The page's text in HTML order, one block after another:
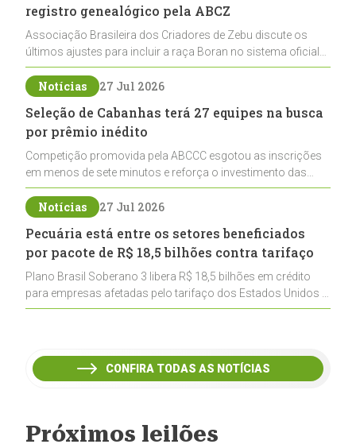
registro genealógico pela ABCZ
Associação Brasileira dos Criadores de Zebu discute os
últimos ajustes para incluir a raça Boran no sistema oficial
de registros, abrindo caminho para sua expansão na
pecuária nacional
Notícias 27 Jul 2026
Seleção de Cabanhas terá 27 equipes na busca
por prêmio inédito
Competição promovida pela ABCCC esgotou as inscrições
em menos de sete minutos e reforça o investimento das
cabanhas na seleção genética de Cavalos Crioulos voltados
ao laço
Notícias 27 Jul 2026
Pecuária está entre os setores beneficiados
por pacote de R$ 18,5 bilhões contra tarifaço
Plano Brasil Soberano 3 libera R$ 18,5 bilhões em crédito
para empresas afetadas pelo tarifaço dos Estados Unidos e
inclui a pecuária entre os setores estratégicos
CONFIRA TODAS AS NOTÍCIAS
Próximos leilões